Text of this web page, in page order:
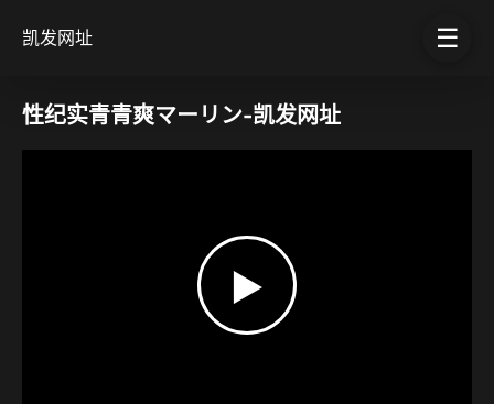
凯发网址 ☰
性纪实青青爽マーリン-凯发网址
▶